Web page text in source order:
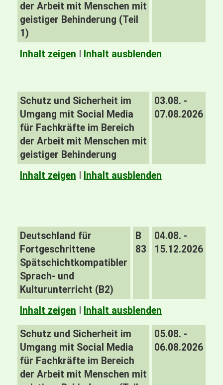
der Arbeit mit Menschen mit
geistiger Behinderung (Teil
1)
Inhalt zeigen Inhalt ausblenden
Schutz und Sicherheit im
Umgang mit Social Media
für Fachkräfte im Bereich
der Arbeit mit Menschen mit
geistiger Behinderung
03.08. -
07.08.2026
Inhalt zeigen Inhalt ausblenden
Deutschland für
Fortgeschrittene
Spätschichtkompatibler
Sprach- und
Kulturunterricht (B2)
B
83
04.08. -
15.12.2026
Inhalt zeigen Inhalt ausblenden
Schutz und Sicherheit im
Umgang mit Social Media
für Fachkräfte im Bereich
der Arbeit mit Menschen mit
05.08. -
06.08.2026